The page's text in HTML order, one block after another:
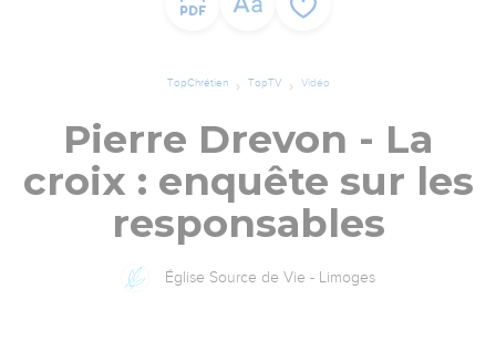
TopChrétien TopTV Vidéo
Pierre Drevon - La
croix : enquête sur les
responsables
Église Source de Vie - Limoges